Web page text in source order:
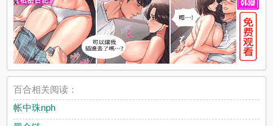
百合相关阅读：
帐中珠nph